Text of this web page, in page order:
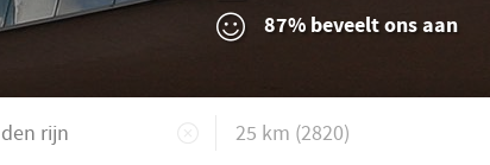
87% beveelt ons aan